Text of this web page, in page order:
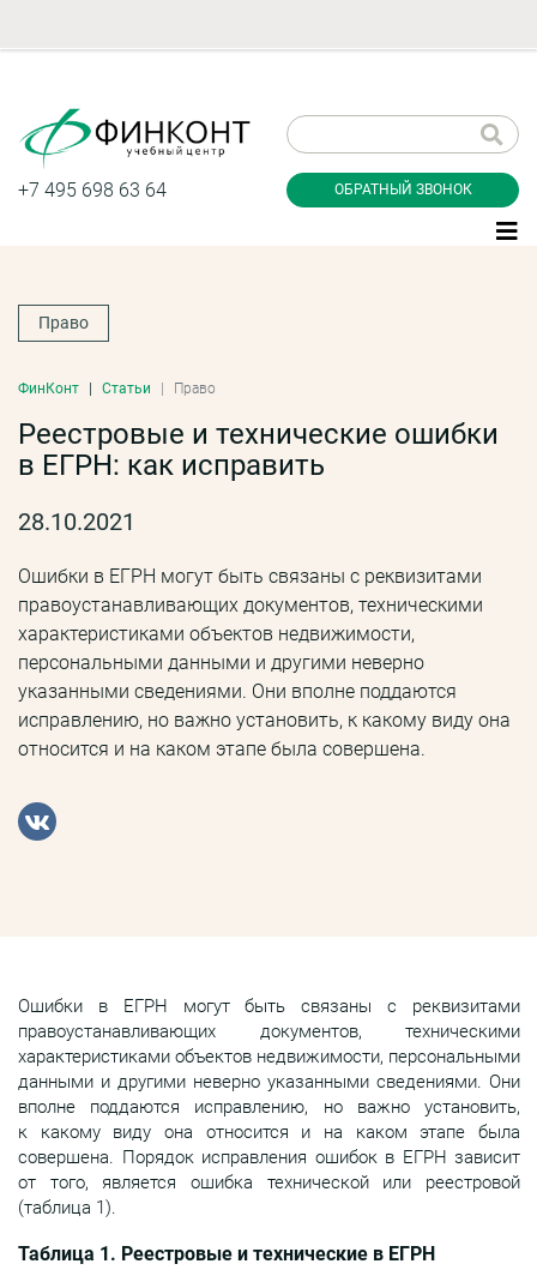
+7 495 698 63 64 ОБРАТНЫЙ ЗВОНОК
Право
ФинКонт Статьи Право
Реестровые и технические ошибки
в ЕГРН: как исправить
28.10.2021
Ошибки в ЕГРН могут быть связаны с реквизитами
правоустанавливающих документов, техническими
характеристиками объектов недвижимости,
персональными данными и другими неверно
указанными сведениями. Они вполне поддаются
исправлению, но важно установить, к какому виду она
относится и на каком этапе была совершена.
Ошибки в ЕГРН могут быть связаны с реквизитами
правоустанавливающих документов, техническими
характеристиками объектов недвижимости, персональными
данными и другими неверно указанными сведениями. Они
вполне поддаются исправлению, но важно установить,
к какому виду она относится и на каком этапе была
совершена. Порядок исправления ошибок в ЕГРН зависит
от того, является ошибка технической или реестровой
(таблица 1).
Таблица 1. Реестровые и технические в ЕГРН
звонок
конфиденциальности